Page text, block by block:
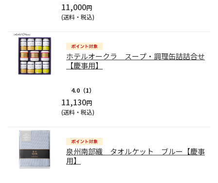
11,000円
(送料・税込)
ホテルオークラ スープ・調理缶詰詰合せ
【慶事用】
4.0 （1）
11,130円
(送料・税込)
泉州南部織 タオルケット ブルー【慶事
用】